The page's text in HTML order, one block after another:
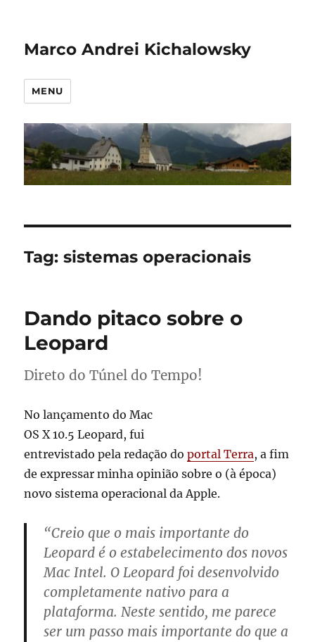
Marco Andrei Kichalowsky
MENU
Tag:sistemas operacionais
Dando pitaco sobre o
Leopard
Direto do Túnel do Tempo!
No lançamento do Mac
OS X 10.5 Leopard, fui
entrevistado pela redação doportal Terra, a fim
de expressar minha opinião sobre o (à época)
novo sistema operacional da Apple.
“Creio que o mais importante do
Leopard é o estabelecimento dos novos
Mac Intel. O Leopard foi desenvolvido
completamente nativo para a
plataforma. Neste sentido, me parece
ser um passo mais importante do que a